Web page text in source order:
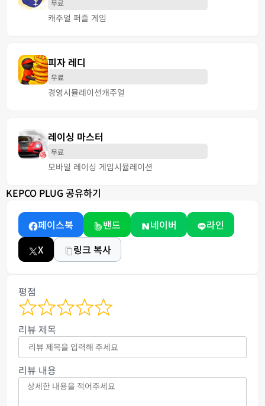
무료
캐주얼 퍼즐 게임
피자 레디
무료
경영시뮬레이션캐주얼
레이싱 마스터
무료
모바일 레이싱 게임시뮬레이션
KEPCO PLUG 공유하기
페이스북 밴드 네이버
라인
X
링크 복사
평점
리뷰 제목
리뷰 내용